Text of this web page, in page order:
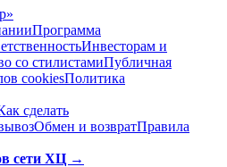
Программа
Инвесторам и
со стилистамиПубличная
cookiesПолитика
сделать
Обмен и возвратПравила
сети ХЦ →